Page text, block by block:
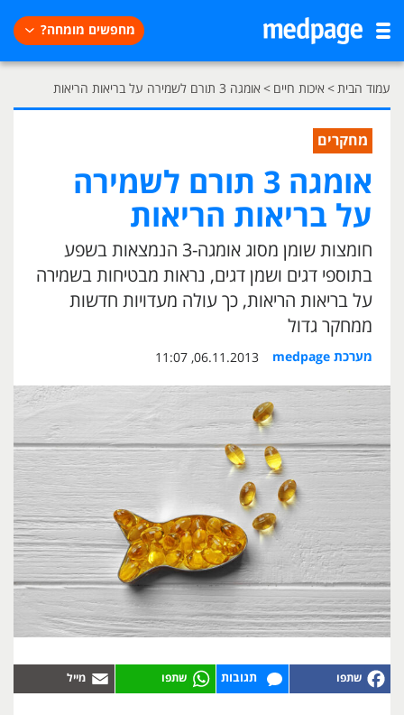
מחפשים מומחה?
עמוד הבית> איכות חיים > אומגה 3 תורם לשמירה על בריאות הריאות
מחקרים
אומגה 3 תורם לשמירה
על בריאות הריאות
חומצות שומן מסוג אומגה-3 הנמצאות בשפע
בתוספי דגים ושמן דגים, נראות מבטיחות בשמירה
על בריאות הריאות, כך עולה מעדויות חדשות
ממחקר גדול
מערכת medpage 06.11.2013, 11:07
תגובות